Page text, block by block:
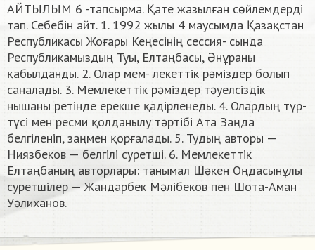
АЙТЫЛЫМ 6 -тапсырма. Қате жазылған сөйлемдерді
тап. Себебін айт. 1. 1992 жылы 4 маусымда Қазақстан
Республикасы Жоғары Кеңесінің сессия- сында
Республикамыздың Туы, Елтаңбасы, Әнұраны
қабылданды. 2. Олар мем- лекеттік рәміздер болып
саналады. 3. Мемлекеттік рәміздер тәуелсіздік
нышаны ретінде ерекше қадірленеды. 4. Олардың түр-
түсi мен ресми қолданылу тәртібі Ата Заңда
белгiленiп, заңмен қорғалады. 5. Тудың авторы —
Ниязбеков — белгілі суретші. 6. Мемлекеттік
Елтаңбаның авторлары: танымал Шәкен Оңдасынұлы
суретшілер — Жандарбек Мәлібеков пен Шота-Аман
Уәлиханов. ​